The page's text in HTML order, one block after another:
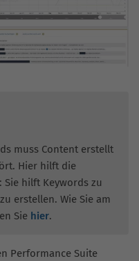
muss Content erstellt
Hier hilft die
hilft Keywords zu
erstellen. Wie Sie am
Sie hier.
Performance Suite